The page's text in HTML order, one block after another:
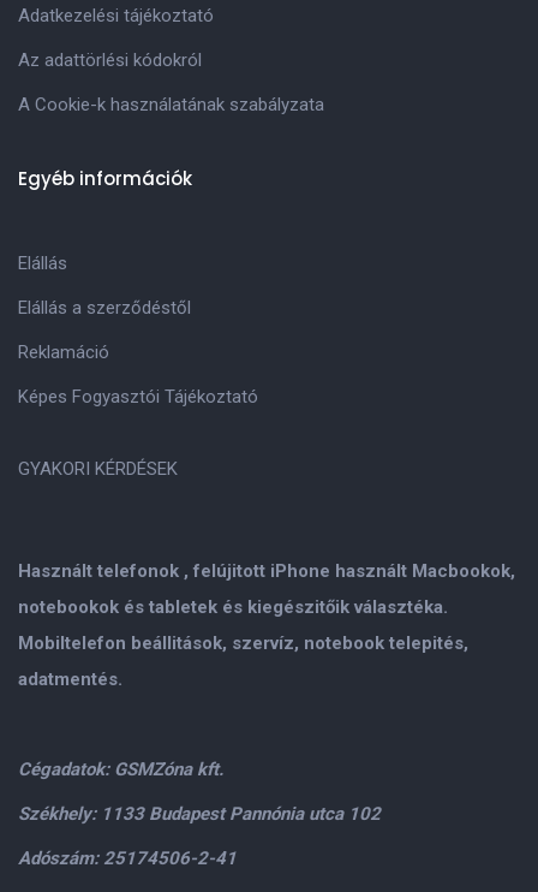
Használt telefonok , felújitott iPhone használt Macbookok,
notebookok és tabletek és kiegészitőik választéka.
Mobiltelefon beállitások, szervíz, notebook telepités,
adatmentés.
Cégadatok: GSMZóna kft.
Székhely: 1133 Budapest Pannónia utca 102
Adószám: 25174506-2-41
Adatkezelési tájékoztató
Az adattörlési kódokról
A Cookie-k használatának szabályzata
Egyéb információk
Elállás
Elállás a szerződéstől
Reklamáció
Képes Fogyasztói Tájékoztató
GYAKORI KÉRDÉSEK